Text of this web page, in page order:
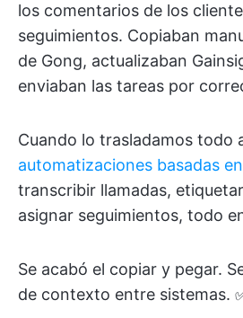
los comentarios de los
seguimientos. Copiaban
de Gong, actualizaban
enviaban las tareas por
Cuando lo trasladamos todo
automatizaciones basadas
transcribir llamadas,
asignar seguimientos, todo
Se acabó el copiar y pegar.
de contexto entre sistemas.